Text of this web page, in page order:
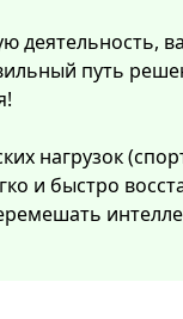
деятельность,
путь
нагрузок
и быстро